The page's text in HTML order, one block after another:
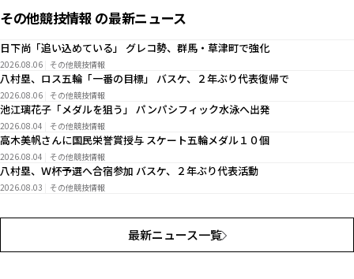
その他競技情報 の最新ニュース
日下尚「追い込めている」 グレコ勢、群馬・草津町で強化
2026.08.06 その他競技情報
八村塁、ロス五輪「一番の目標」 バスケ、２年ぶり代表復帰で
2026.08.06 その他競技情報
池江璃花子「メダルを狙う」 パンパシフィック水泳へ出発
2026.08.04 その他競技情報
高木美帆さんに国民栄誉賞授与 スケート五輪メダル１０個
2026.08.04 その他競技情報
八村塁、Ｗ杯予選へ合宿参加 バスケ、２年ぶり代表活動
2026.08.03 その他競技情報
最新ニュース一覧